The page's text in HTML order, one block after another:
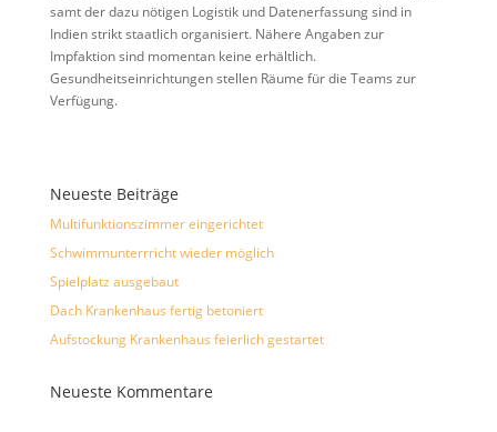
samt der dazu nötigen Logistik und Datenerfassung sind in
Indien strikt staatlich organisiert. Nähere Angaben zur
Impfaktion sind momentan keine erhältlich.
Gesundheitseinrichtungen stellen Räume für die Teams zur
Verfügung.
Neueste Beiträge
Multifunktionszimmer eingerichtet
Schwimmunterrricht wieder möglich
Spielplatz ausgebaut
Dach Krankenhaus fertig betoniert
Aufstockung Krankenhaus feierlich gestartet
Neueste Kommentare